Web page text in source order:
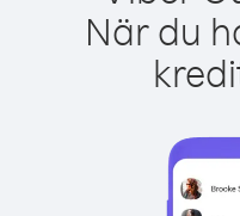
När du